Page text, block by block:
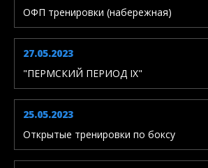
ОФП тренировки (набережная)
27.05.2023
"ПЕРМСКИЙ ПЕРИОД IX"
25.05.2023
Открытые тренировки по боксу